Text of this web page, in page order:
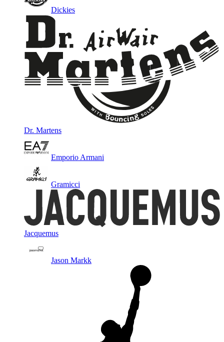
Dickies
Dr. Martens
Emporio Armani
Gramicci
Jacquemus
Jason Markk